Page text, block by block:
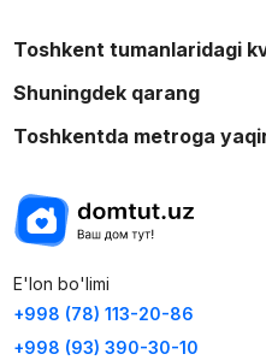
Toshkent tumanlaridagi
Shuningdek qarang
Toshkentda metroga
E'lon bo'limi
+998 (78) 113-20-86
+998 (93) 390-30-10